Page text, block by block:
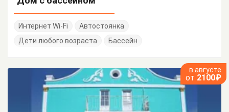
Интернет Wi-Fi
Автостоянка
Дети любого возраста
Бассейн
в августе
от 2100₽